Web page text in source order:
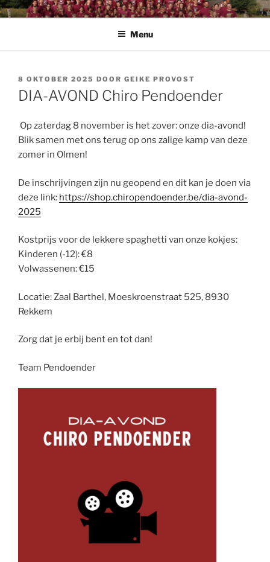
Spring
naarCHIRO PENDOENDER
Chiro Pendoender Rekkem
Menu
GEPLAATST
OP
8 OKTOBER 2025 DOOR GEIKE PROVOST
DIA-AVOND Chiro Pendoender
Op zaterdag 8 november is het zover: onze dia-avond!
Blik samen met ons terug op ons zalige kamp van deze
zomer in Olmen!
De inschrijvingen zijn nu geopend en dit kan je doen via
deze link: https://shop.chiropendoender.be/dia-avond-
2025
Kostprijs voor de lekkere spaghetti van onze kokjes:
Kinderen (-12): €8
Volwassenen: €15
Locatie: Zaal Barthel, Moeskroenstraat 525, 8930
Rekkem
Zorg dat je erbij bent en tot dan!
Team Pendoender